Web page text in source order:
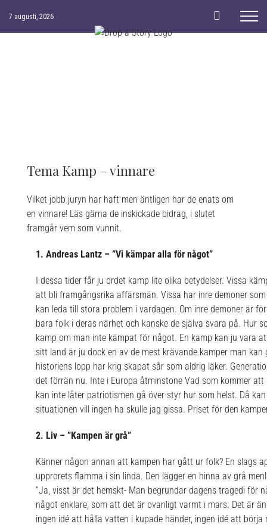
content
7 augusti, 2026
Tema Kamp – vinnare
Vilket jobb juryn har haft men äntligen har de enats om
en vinnare! Läs gärna de inskickade bidrag, i slutet
framgår vem som vunnit.
1. Andreas Lantz – ”Vi kämpar alla för något”
I dessa tider får ju ordet kamp lite olika betydelser. Vissa
att bli framgångsrika affärsmän. Vissa har inre demoner
kan leda till stora problem i vardagen. Om inre demoner är
bara folk i deras närhet och kanske de själva svara på. Hur
kamp om man inte kämpat för något. En kamp kan ju vara
sitt land är ju dock en av de mest krävande kamper man
historiens lopp har krig skapat sår som aldrig läker.
det förrän nu. Inte i Europa åtminstone Vad som kommer
kan inte låter patriotismen gå över styr hur som helst. Då
situationen vill ingen ha skulle jag gissa. Priset för den
2. Liv – ”Kampen är grå”
Känner någon annan att kampen har gått ur folk? En slags
upprorets flamma i sin linda. Den lägger en hinna av grå
”Ja, visst är det hemskt- Man begrundar dagens tragedi för
något enklare, som att det är ovanligt varmt i mars. Det är
ingen idé att hålla vatten i kupade händer, ingen idé att
Efternamn
Jag godkänner Drop A Storysvillkor